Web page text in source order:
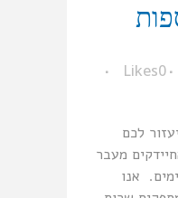
0
Likes
לכם
מעבר
אנו